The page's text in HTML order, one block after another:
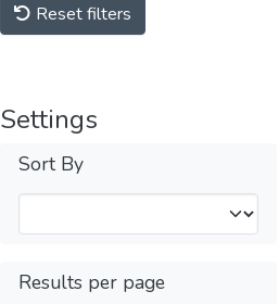
Reset filters
Settings
Sort By
Results per page